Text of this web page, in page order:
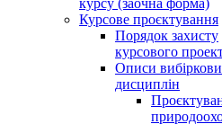
курсу (заочна форма)
Курсове проєктування
Порядок захисту
курсового
Описи
дисциплін